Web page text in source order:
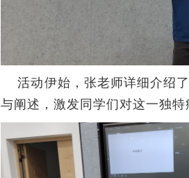
活动伊始，张老师详细介绍了
与阐述，激发同学们对这一独特